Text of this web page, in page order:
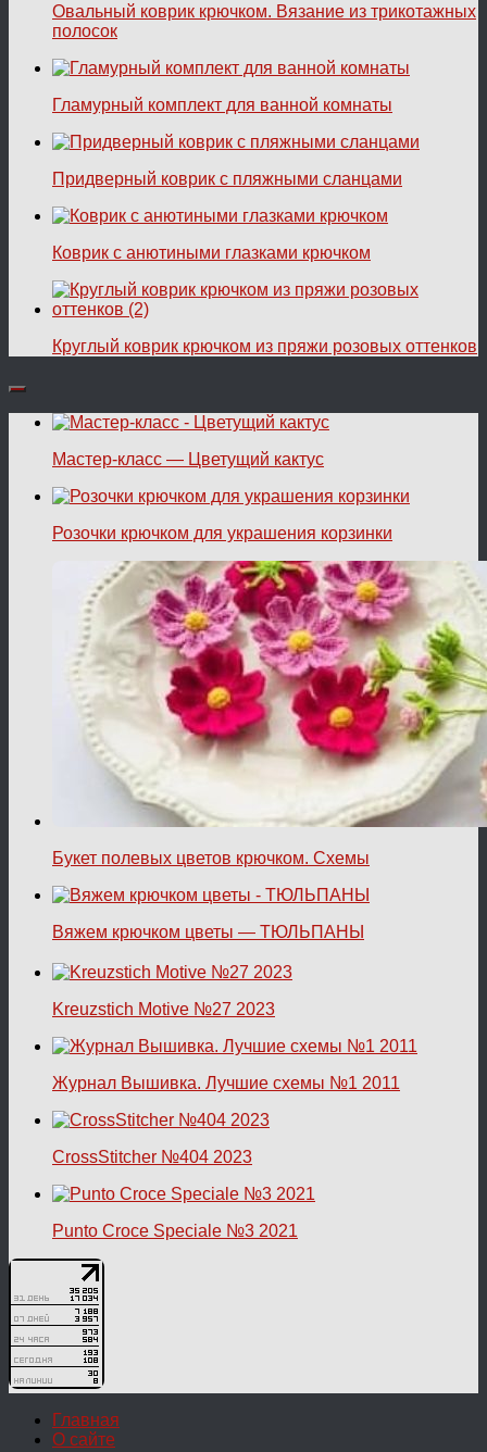
Овальный коврик крючком. Вязание из трикотажных
полосок
Гламурный комплект для ванной комнаты
Придверный коврик с пляжными сланцами
Коврик с анютиными глазками крючком
Круглый коврик крючком из пряжи розовых оттенков
Мастер-класс — Цветущий кактус
Розочки крючком для украшения корзинки
Букет полевых цветов крючком. Схемы
Вяжем крючком цветы — ТЮЛЬПАНЫ
Kreuzstich Motive №27 2023
Журнал Вышивка. Лучшие схемы №1 2011
CrossStitcher №404 2023
Punto Croce Speciale №3 2021
Главная
О сайте